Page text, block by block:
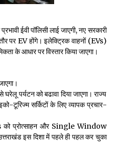
ईवी पॉलिसी लाई जाएगी, नए सरकारी
पर EV होंगे। इलेक्ट्रिक वाहनों (EVs)
के आधार पर विस्तार किया जाएगा।
पर्यटन को बढावा दिया जाएगा। राज्य
टूरिज्म सर्किटों के लिए व्यापक प्रचार-
प्रोत्साहन और Single Window
इस दिशा में पहले ही पहल कर चुका